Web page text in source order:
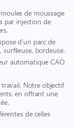
de moussage
par injection de
d’un parc de
bordeuse.
automatique CAO
Notre objectif
en offrant une
de celles